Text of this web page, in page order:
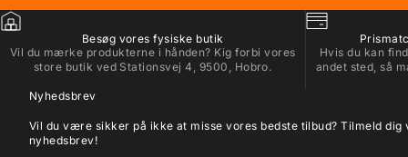
Besøg vores fysiske butik
Vil du mærke produkterne i hånden? Kig forbi vores
store butik ved Stationsvej 4, 9500, Hobro.
Hvis du kan
andet sted, så
Nyhedsbrev
Vil du være sikker på ikke at misse vores bedste tilbud? Tilmeld dig
nyhedsbrev!